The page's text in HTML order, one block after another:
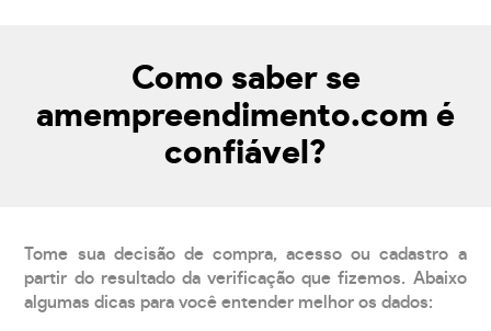
Como saber se
amempreendimento.com é
confiável?
Tome sua decisão de compra, acesso ou cadastro a
partir do resultado da verificação que fizemos. Abaixo
algumas dicas para você entender melhor os dados: